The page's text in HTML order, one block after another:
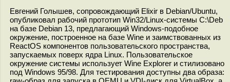
Евгений Голышев, сопровождающий Elixir в Debian/Ubuntu,
опубликовал рабочий прототип Win32/Linux-системы C:\Deb
на базе Debian 13, предлагающий Windows-подобное
окружение, построенное на базе Wine и заимствованных из
ReactOS компонентов пользовательского пространства,
запускаемых поверх ядра Linux. Пользовательское
окружение системы использует Wine Explorer и стилизовано
под Windows 95/98. Для тестирования доступны два образа: